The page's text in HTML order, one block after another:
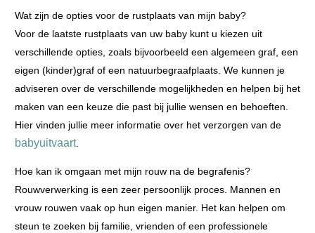
Wat zijn de opties voor de rustplaats van mijn baby?
Voor de laatste rustplaats van uw baby kunt u kiezen uit
verschillende opties, zoals bijvoorbeeld een algemeen graf, een
eigen (kinder)graf of een natuurbegraafplaats. We kunnen je
adviseren over de verschillende mogelijkheden en helpen bij het
maken van een keuze die past bij jullie wensen en behoeften.
Hier vinden jullie meer informatie over het verzorgen van de
babyuitvaart.
Hoe kan ik omgaan met mijn rouw na de begrafenis?
Rouwverwerking is een zeer persoonlijk proces. Mannen en
vrouw rouwen vaak op hun eigen manier. Het kan helpen om
steun te zoeken bij familie, vrienden of een professionele